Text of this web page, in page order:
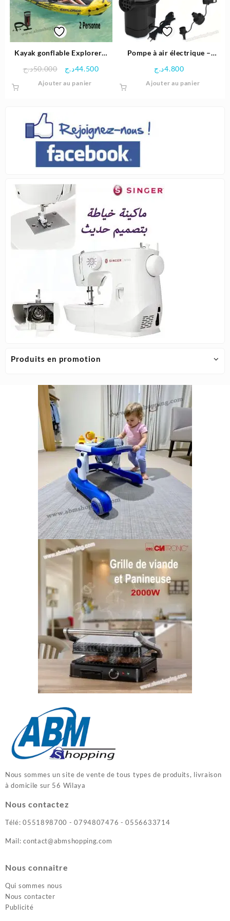
Produits en promotion
Kayak gonflable Explorer™
312x91x51cm | Intex
50.000د.ج
Le
44.500د.ج
Le
Ajouter au panier
Pompe à air électrique –
4.800د.ج
Ajouter au panier
Nous sommes un site de vente de tous types de produits, livraison
à domicile sur 56 Wilaya
Nous contactez
Télé: 0551898700 - 0794807476 - 0556633714
Mail: contact@abmshopping.com
Nous connaitre
Qui sommes nous
Nous contacter
Publicité